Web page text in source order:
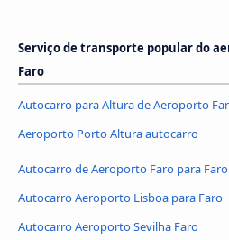
Serviço de transporte popular do
Faro
Autocarro para Altura de Aeroporto
Aeroporto Porto Altura autocarro
Autocarro de Aeroporto Faro para Faro
Autocarro Aeroporto Lisboa para Faro
Autocarro Aeroporto Sevilha Faro